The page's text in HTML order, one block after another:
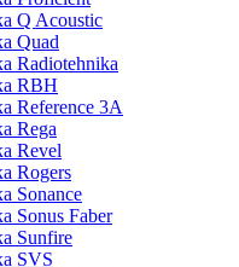
Q Acoustic
Quad
Radiotehnika
RBH
Reference 3A
Rega
Revel
Rogers
Sonance
Sonus Faber
Sunfire
SVS